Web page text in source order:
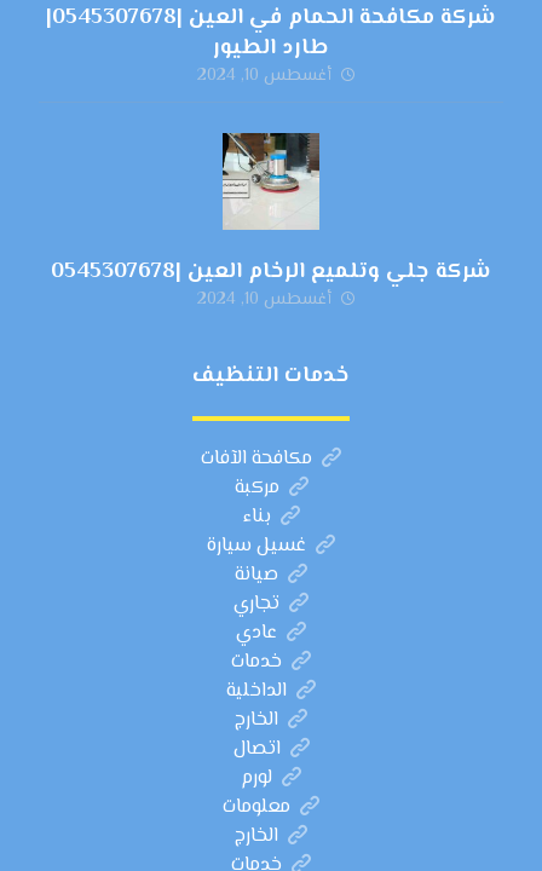
شركة مكافحة الحمام في العين |0545307678|
طارد الطيور
أغسطس 10, 2024
شركة جلي وتلميع الرخام العين |0545307678
أغسطس 10, 2024
خدمات التنظيف
مكافحة الآفات
مركبة
بناء
غسيل سيارة
صيانة
تجاري
عادي
خدمات
الداخلية
الخارج
اتصال
لورم
معلومات
الخارج